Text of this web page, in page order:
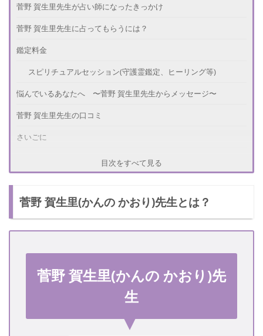
菅野 賀生里先生が占い師になったきっかけ
菅野 賀生里先生に占ってもらうには？
鑑定料金
スピリチュアルセッション(守護霊鑑定、ヒーリング等)
悩んでいるあなたへ 〜菅野 賀生里先生からメッセージ〜
菅野 賀生里先生の口コミ
さいごに
目次をすべて見る
菅野 賀生里(かんの かおり)先生とは？
菅野 賀生里(かんの かおり)先
生